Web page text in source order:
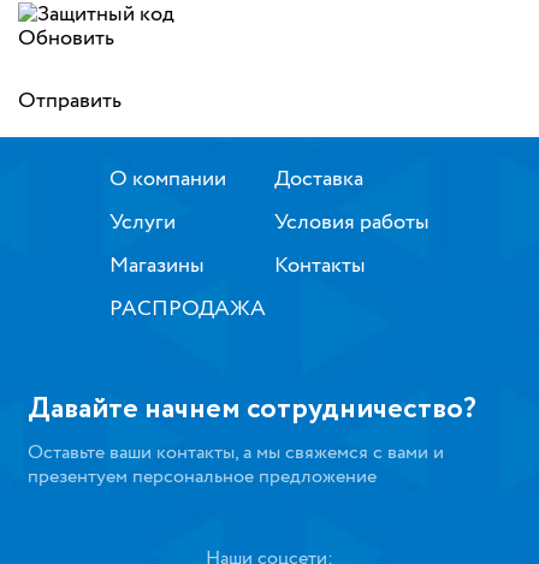
Обновить
Отправить
О компании
Услуги
Магазины
РАСПРОДАЖА
Доставка
Условия работы
Контакты
Давайте начнем сотрудничество?
Оставьте ваши контакты, а мы свяжемся с вами и
презентуем персональное предложение